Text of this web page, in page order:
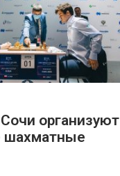
организуют
шахматные